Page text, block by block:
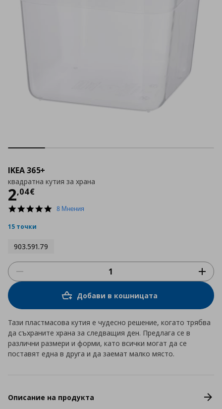
IKEA 365+
квадратна кутия за храна
2,04€
Цена
5.0
8 Мнения
15 точки
903.591.79
Добави в кошницата
Тази пластмасова кутия е чудесно решение, когато трябва
да съхраните храна за следващия ден. Предлага се в
различни размери и форми, като всички могат да се
поставят една в друга и да заемат малко място.
Описание на продукта